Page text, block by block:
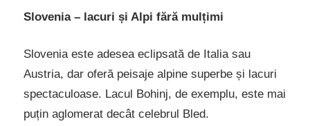
Slovenia – lacuri și Alpi fără mulțimi
Slovenia este adesea eclipsată de Italia sau
Austria, dar oferă peisaje alpine superbe și lacuri
spectaculoase. Lacul Bohinj, de exemplu, este mai
puțin aglomerat decât celebrul Bled.